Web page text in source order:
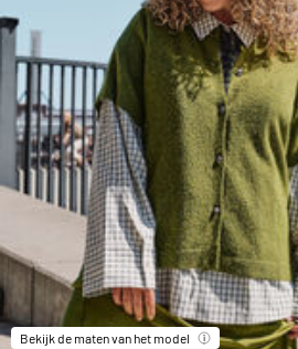
Bekijk de maten van het model